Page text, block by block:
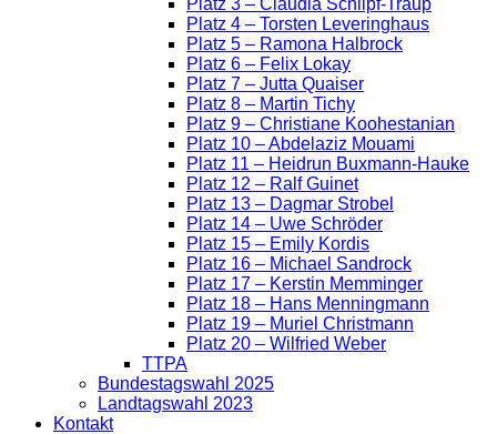
Platz 3 – Claudia Schlipf-Traup
Platz 4 – Torsten Leveringhaus
Platz 5 – Ramona Halbrock
Platz 6 – Felix Lokay
Platz 7 – Jutta Quaiser
Platz 8 – Martin Tichy
Platz 9 – Christiane Koohestanian
Platz 10 – Abdelaziz Mouami
Platz 11 – Heidrun Buxmann-Hauke
Platz 12 – Ralf Guinet
Platz 13 – Dagmar Strobel
Platz 14 – Uwe Schröder
Platz 15 – Emily Kordis
Platz 16 – Michael Sandrock
Platz 17 – Kerstin Memminger
Platz 18 – Hans Menningmann
Platz 19 – Muriel Christmann
Platz 20 – Wilfried Weber
TTPA
Bundestagswahl 2025
Landtagswahl 2023
Kontakt